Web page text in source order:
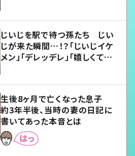
じいじを駅で待つ孫たち じい
じが来た瞬間…！？「じいじイケ
メン」「デレッデレ」「嬉しくて可
生後8ヶ月で亡くなった息子
約3年半後、当時の妻の日記に
書いてあった本音とは